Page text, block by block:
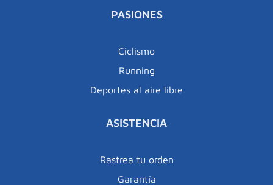
PASIONES
Ciclismo
Running
Deportes al aire libre
ASISTENCIA
Rastrea tu orden
Garantía